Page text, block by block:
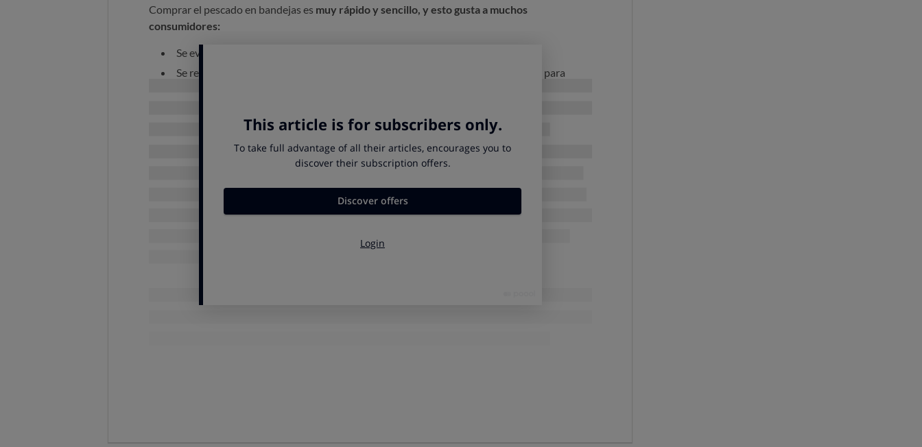
Comprar el pescado en bandejas es muy rápido y sencillo, y esto gusta a muchos
consumidores:
Se evita la espera, no hay que hacer cola.
Se reduce la manipulación en casa. El pescado viene limpio, en porciones y listo para
Este formato encaja bien con hogares pequeños y con quienes buscan hacer la compra de
Pero se pierde control sobre el producto, y muchos consumidores lo ven como
La pescadería permite elegir la pieza, ajustar la cantidad y pedir un corte concreto. Y se